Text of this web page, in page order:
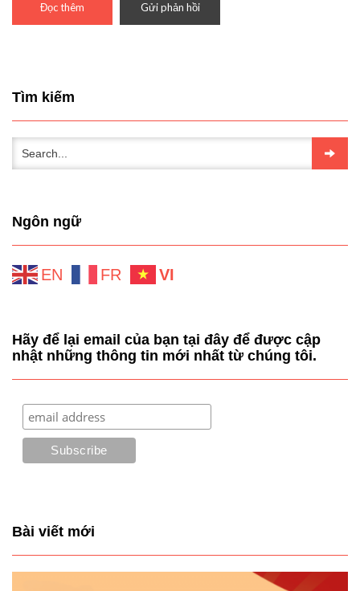
Đọc thêm Gửi phản hồi
Tìm kiếm
Ngôn ngữ
EN FR VI
Hãy để lại email của bạn tại đây để được cập
nhật những thông tin mới nhất từ chúng tôi.
Bài viết mới